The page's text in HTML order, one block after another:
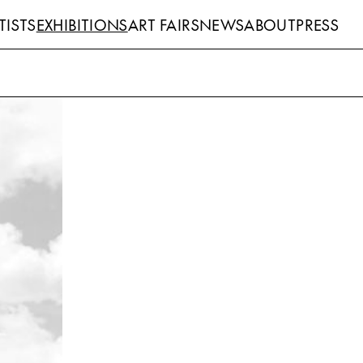
EXHIBITIONSART FAIRSNEWSABOUTPRESS